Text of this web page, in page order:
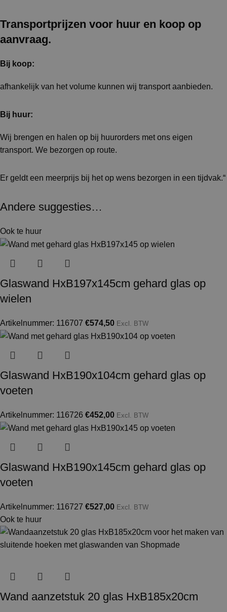
Transportprijzen voor huur en koop op
aanvraag.
Bij koop:
afhankelijk van het volume kunnen wij transport aanbieden.
Bij huur:
Wij brengen en halen op bij huurorders met ons eigen
transport. We bezorgen op route.
Er geldt een meerprijs bij het op wens bezorgen in een tijdvak.“
Andere suggesties…
Ook te huur
Glaswand HxB197x145cm gehard glas op
wielen
Artikelnummer: 116707 €574,50 Excl. BTW
Glaswand HxB190x104cm gehard glas op
voeten
Artikelnummer: 116726 €452,00 Excl. BTW
Glaswand HxB190x145cm gehard glas op
voeten
Artikelnummer: 116727 €527,00 Excl. BTW
Ook te huur
Wand aanzetstuk 20 glas HxB185x20cm